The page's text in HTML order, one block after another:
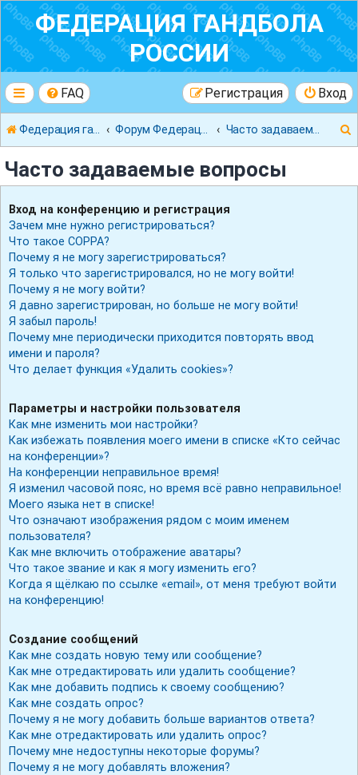
ФЕДЕРАЦИЯ ГАНДБОЛА
РОССИИ
FAQ Вход
Регистрация
Федерация гандбола России
Часто задаваемые вопросы
Вход на конференцию и регистрация
Зачем мне нужно регистрироваться?
Что такое COPPA?
Почему я не могу зарегистрироваться?
Я только что зарегистрировался, но не могу войти!
Почему я не могу войти?
Я давно зарегистрирован, но больше не могу войти!
Я забыл пароль!
Почему мне периодически приходится повторять ввод
имени и пароля?
Что делает функция «Удалить cookies»?
Параметры и настройки пользователя
Как мне изменить мои настройки?
Как избежать появления моего имени в списке «Кто сейчас
на конференции»?
На конференции неправильное время!
Я изменил часовой пояс, но время всё равно неправильное!
Моего языка нет в списке!
Что означают изображения рядом с моим именем
пользователя?
Как мне включить отображение аватары?
Что такое звание и как я могу изменить его?
Когда я щёлкаю по ссылке «email», от меня требуют войти
на конференцию!
Создание сообщений
Как мне создать новую тему или сообщение?
Как мне отредактировать или удалить сообщение?
Как мне добавить подпись к своему сообщению?
Как мне создать опрос?
Почему я не могу добавить больше вариантов ответа?
Как мне отредактировать или удалить опрос?
Почему мне недоступны некоторые форумы?
Почему я не могу добавлять вложения?